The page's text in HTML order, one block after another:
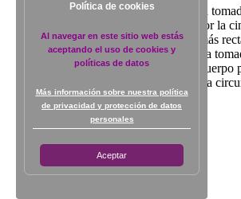
B. Contorno de cintura:
medida
sin holgura rodeando el cuerpo por la
formando una circunferencia lo más
C. Contorno de caderas:medida
métrica sin holgura rodeando el cuerpo
saliente de la cadera formando una
posible.
Política de cookies
Al navegar en este sitio web estás
aceptando el uso de cookies y
políticas de datos
Más información sobre nuestra política
de privacidad y protección de datos
personales
Aceptar